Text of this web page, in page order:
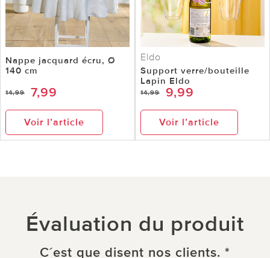
Nappe jacquard écru, Ø
140 cm
14,99 7,99
Voir l’article
Eldo
Support verre/bouteille
Lapin Eldo
14,99 9,99
Voir l’article
Évaluation du produit
C´est que disent nos clients. *